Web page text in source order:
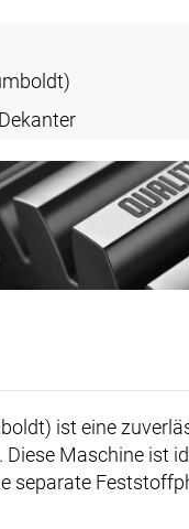
ist eine
Maschine ist
separate